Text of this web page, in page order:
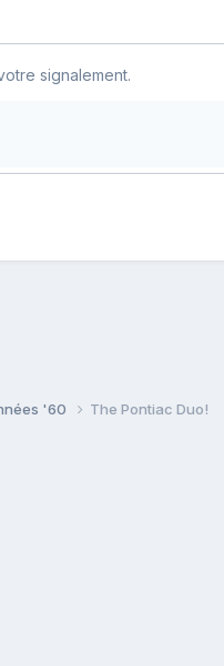
signalement.
'60 The Pontiac Duo!